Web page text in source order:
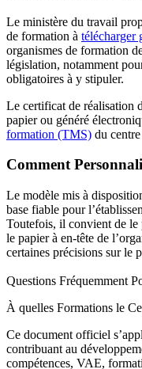
Le ministère du travail
de formation à télécharger
organismes de formation
législation, notamment
obligatoires à y stipuler.
Le certificat de réalisation
papier ou généré
formation (TMS) du
Comment
Le modèle mis à
base fiable pour
Toutefois, il convient de le
le papier à en-tête de
certaines précisions sur le
Questions Fréquemment
À quelles Formations le
Ce document officiel
contribuant au
compétences, VAE,